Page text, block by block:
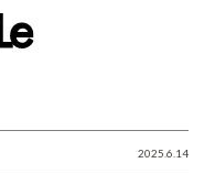
2025.6.14